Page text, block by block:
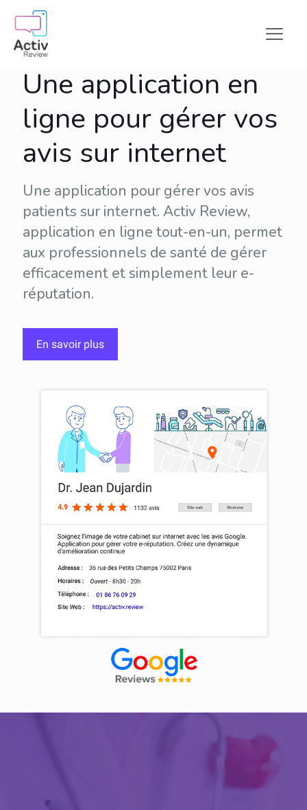
Une application en
ligne pour gérer vos
avis sur internet
Une application pour gérer vos avis
patients sur internet. Activ Review,
application en ligne tout-en-un, permet
aux professionnels de santé de gérer
efficacement et simplement leur e-
réputation.
En savoir plus